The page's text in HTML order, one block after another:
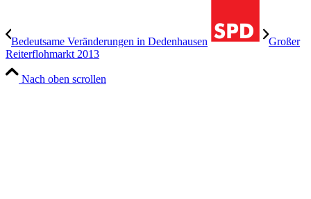
Bedeutsame Veränderungen in Dedenhausen
Großer
Reiterflohmarkt 2013
Nach oben scrollen